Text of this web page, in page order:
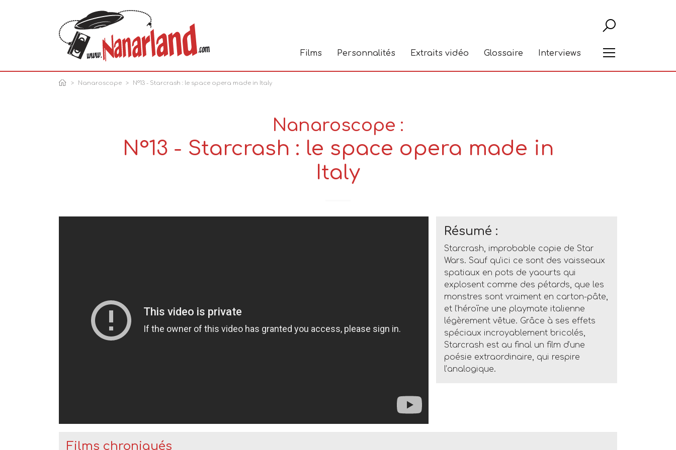
Films Personnalités Extraits vidéo Glossaire Interviews
Nanaroscope N°13 - Starcrash : le space opera made in Italy
Nanaroscope :
N°13 - Starcrash : le space opera made in
Italy
Résumé :
Starcrash, improbable copie de Star
Wars. Sauf qu’ici ce sont des vaisseaux
spatiaux en pots de yaourts qui
explosent comme des pétards, que les
monstres sont vraiment en carton-pâte,
et l’héroïne une playmate italienne
légèrement vêtue. Grâce à ses effets
spéciaux incroyablement bricolés,
Starcrash est au final un film d’une
poésie extraordinaire, qui respire
l’analogique.
Films chroniqués